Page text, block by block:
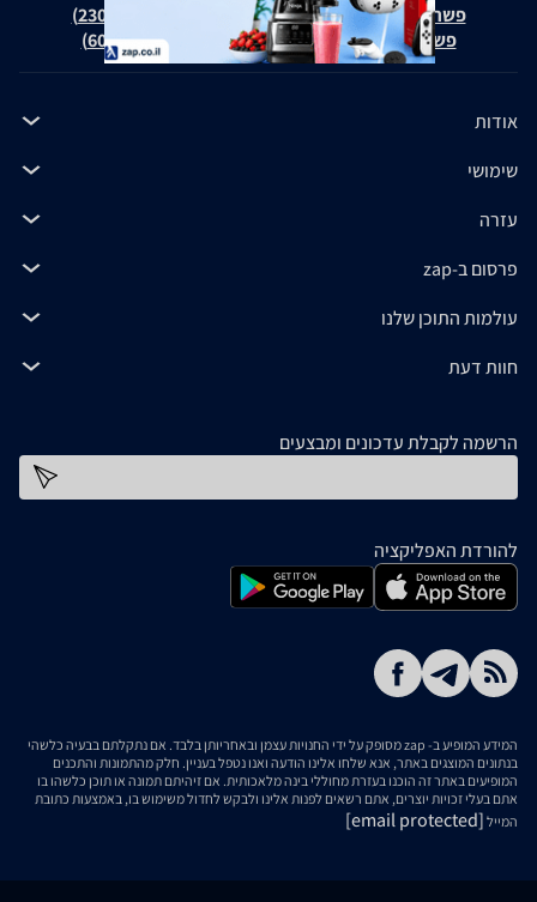
פשרה בת"צ אבנצ'יק נ' זאפ גרופ (ת"צ 23008-08-20)
פשרה בת"צ כהנים נ' זאפ גרופ (ת"צ 60371-12-19)
אודות
שימושי
עזרה
פרסום ב-zap
עולמות התוכן שלנו
חוות דעת
הרשמה לקבלת עדכונים ומבצעים
להורדת האפליקציה
המידע המופיע ב- zap מסופק על ידי החנויות עצמן ובאחריותן בלבד. אם נתקלתם בבעיה כלשהי
בנתונים המוצגים באתר, אנא שלחו אלינו הודעה ואנו נטפל בעניין. חלק מהתמונות והתכנים
המופיעים באתר זה הוכנו בעזרת מחוללי בינה מלאכותית. אם זיהיתם תמונה או תוכן כלשהו בו
אתם בעלי זכויות יוצרים, אתם רשאים לפנות אלינו ולבקש לחדול משימוש בו, באמצעות כתובת
המייל [email protected]